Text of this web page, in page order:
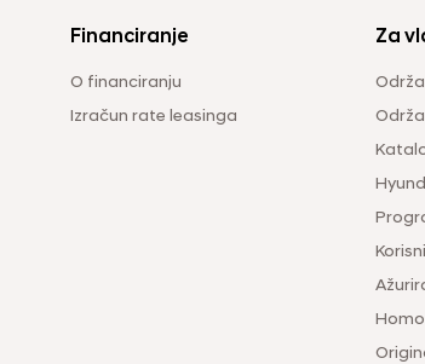
Financiranje
O financiranju
Izračun rate leasinga
Za